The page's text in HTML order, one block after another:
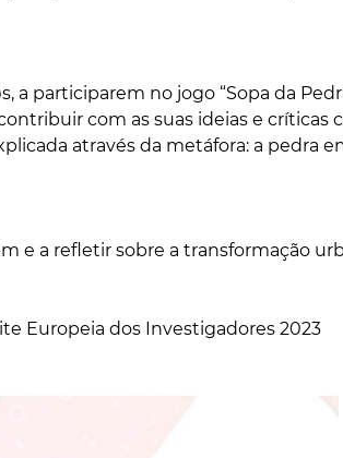
a participarem no jogo “Sopa da
com as suas ideias e críticas
através da metáfora: a pedra
e a refletir sobre a transformação
Europeia dos Investigadores 2023